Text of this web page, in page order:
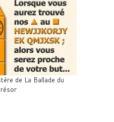
de La Ballade du